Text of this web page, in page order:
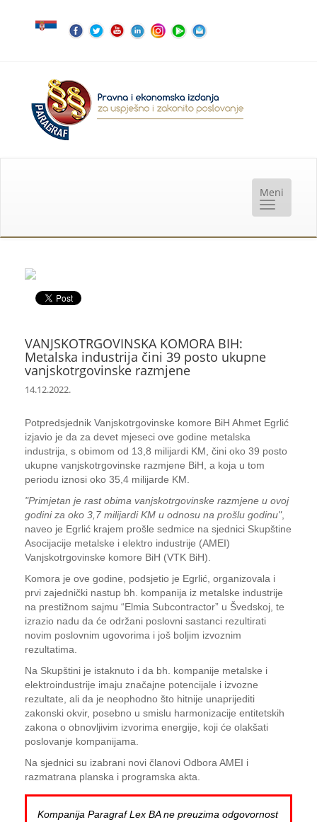
VANJSKOTRGOVINSKA KOMORA BIH:
Metalska industrija čini 39 posto ukupne
vanjskotrgovinske razmjene
14.12.2022.
Potpredsjednik Vanjskotrgovinske komore BiH Ahmet Egrlić
izjavio je da za devet mjeseci ove godine metalska
industrija, s obimom od 13,8 milijardi KM, čini oko 39 posto
ukupne vanjskotrgovinske razmjene BiH, a koja u tom
periodu iznosi oko 35,4 milijarde KM.
"Primjetan je rast obima vanjskotrgovinske razmjene u ovoj
godini za oko 3,7 milijardi KM u odnosu na prošlu godinu",
naveo je Egrlić krajem prošle sedmice na sjednici Skupštine
Asocijacije metalske i elektro industrije (AMEI)
Vanjskotrgovinske komore BiH (VTK BiH).
Komora je ove godine, podsjetio je Egrlić, organizovala i
prvi zajednički nastup bh. kompanija iz metalske industrije
na prestižnom sajmu “Elmia Subcontractor” u Švedskoj, te
izrazio nadu da će održani poslovni sastanci rezultirati
novim poslovnim ugovorima i još boljim izvoznim
rezultatima.
Na Skupštini je istaknuto i da bh. kompanije metalske i
elektroindustrije imaju značajne potencijale i izvozne
rezultate, ali da je neophodno što hitnije unaprijediti
zakonski okvir, posebno u smislu harmonizacije entitetskih
zakona o obnovljivim izvorima energije, koji će olakšati
poslovanje kompanijama.
Na sjednici su izabrani novi članovi Odbora AMEI i
razmatrana planska i programska akta.
Kompanija Paragraf Lex BA ne preuzima odgovornost